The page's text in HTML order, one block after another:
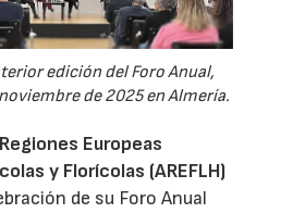
edición del Foro Anual,
de 2025 en Almería.
Europeas
y Florícolas (AREFLH)
de su Foro Anual